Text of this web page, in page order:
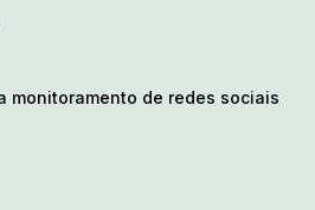
monitoramento de redes sociais